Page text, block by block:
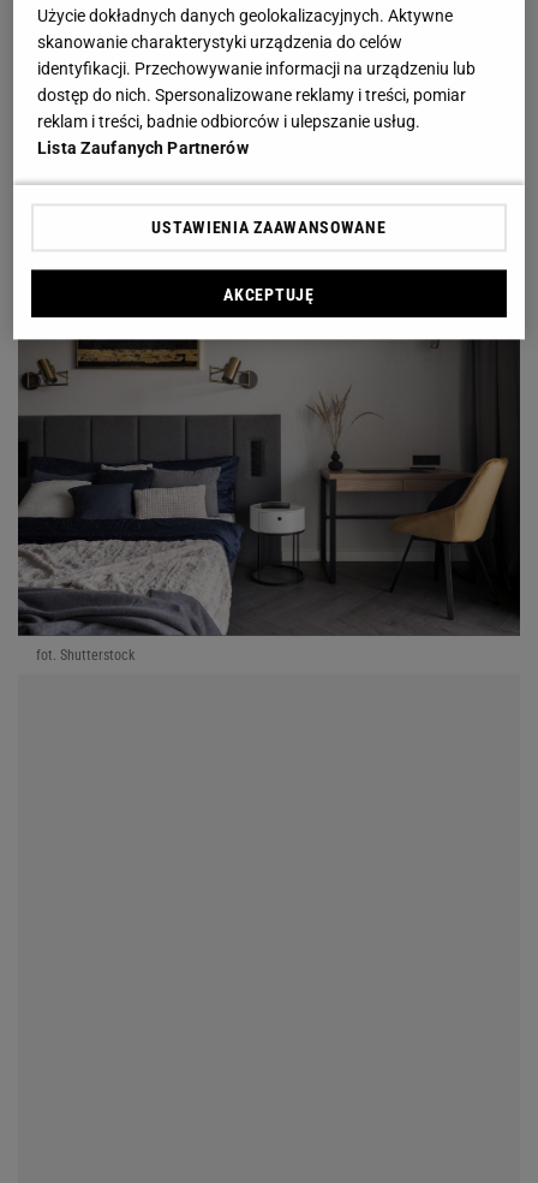
Warto również pomyśleć o dekoracjach ściennych.
W ostatnich latach w nowoczesnych
sypialniach królują lamele oraz tapety. Jeśli chodzi o
te drugie, to do łask wracają fototapety.
Nie zapominaj także o dodatkach, takich jak
designerskie lampy czy stylowe dywany, które
dodadzą charakteru pomieszczeniu.
fot. Shutterstock
Użycie dokładnych danych geolokalizacyjnych. Aktywne
skanowanie charakterystyki urządzenia do celów
identyfikacji. Przechowywanie informacji na urządzeniu lub
dostęp do nich. Spersonalizowane reklamy i treści, pomiar
reklam i treści, badnie odbiorców i ulepszanie usług.
Lista Zaufanych Partnerów
USTAWIENIA ZAAWANSOWANE
AKCEPTUJĘ